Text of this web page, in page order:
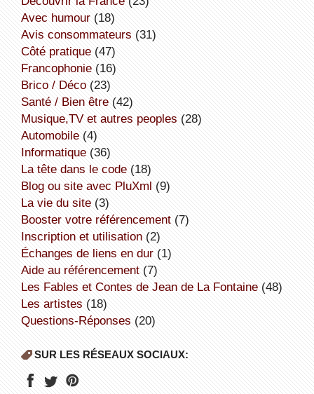
avec humour(18)
avis consommateurs (31)
côté pratique(47)
Francophonie(16)
Brico / Déco(23)
Santé / Bien être(42)
Musique,TV et autres peoples (28)
Automobile(4)
informatique(36)
la tête dans le code(18)
Blog ou site avec PluXml (9)
la vie du site(3)
booster votre référencement(7)
inscription et utilisation(2)
échanges de liens en dur(1)
aide au référencement(7)
Les Fables et Contes de Jean de La Fontaine(48)
Les artistes (18)
Questions-Réponses (20)
SUR LES RÉSEAUX SOCIAUX: